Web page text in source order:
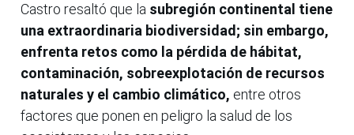
Castro resaltó que la subregión continental tiene
una extraordinaria biodiversidad; sin embargo,
enfrenta retos como la pérdida de hábitat,
contaminación, sobreexplotación de recursos
naturales y el cambio climático, entre otros
factores que ponen en peligro la salud de los